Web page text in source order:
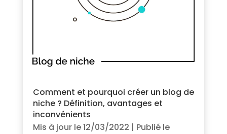
Comment et pourquoi créer un blog de
niche ? Définition, avantages et
inconvénients
Mis à jour le 12/03/2022 | Publié le